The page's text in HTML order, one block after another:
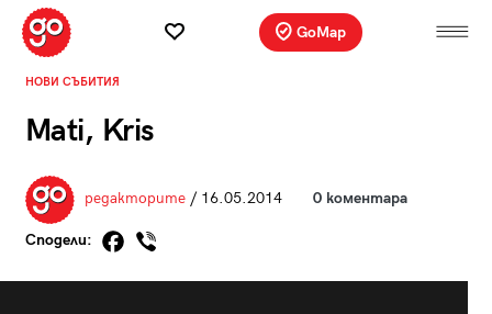
GoMap
НОВИ СЪБИТИЯ
Mati, Kris
редакторите/ 16.05.2014 0 коментара
Сподели: